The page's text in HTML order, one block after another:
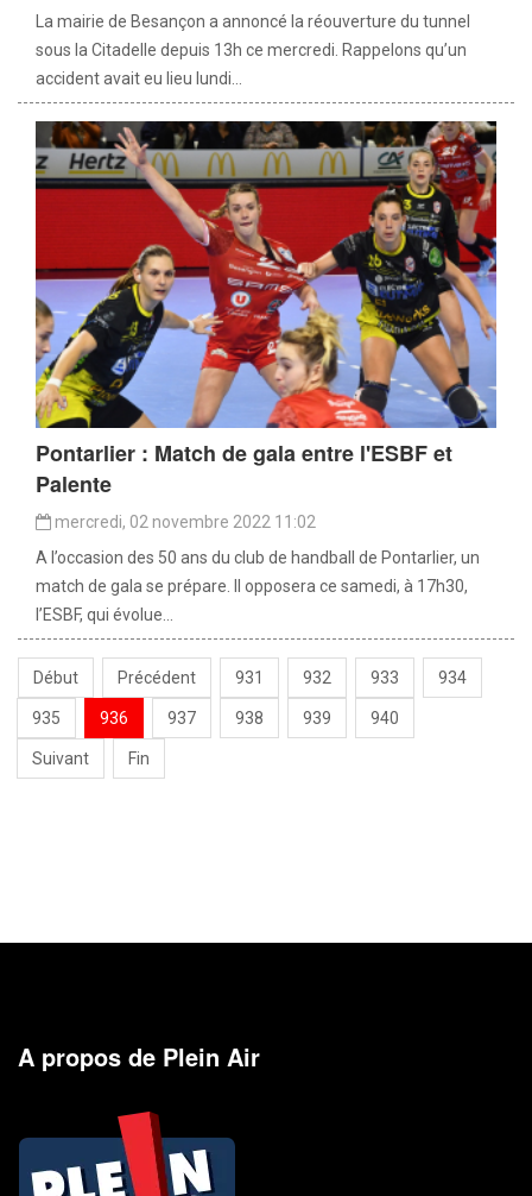
La mairie de Besançon a annoncé la réouverture du tunnel
sous la Citadelle depuis 13h ce mercredi. Rappelons qu’un
accident avait eu lieu lundi...
Pontarlier : Match de gala entre l'ESBF et
Palente
mercredi, 02 novembre 2022 11:02
A l’occasion des 50 ans du club de handball de Pontarlier, un
match de gala se prépare. Il opposera ce samedi, à 17h30,
l’ESBF, qui évolue...
Début Précédent 931 932 933 934
935 936 937 938 939 940
Suivant Fin
A propos de Plein Air